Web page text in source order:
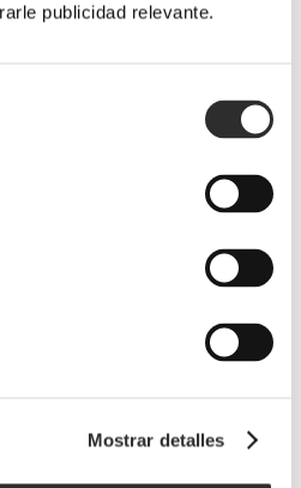
publicidad relevante.
Mostrar detalles
LaFou Celler